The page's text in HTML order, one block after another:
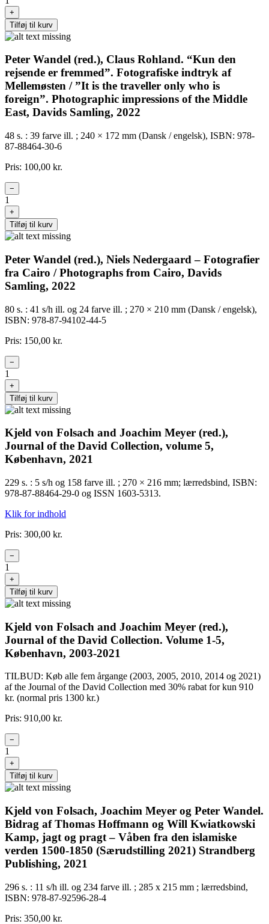
+
Tilføj til kurv
Peter Wandel (red.), Claus Rohland. “Kun den
rejsende er fremmed”. Fotografiske indtryk af
Mellemøsten / ”It is the traveller only who is
foreign”. Photographic impressions of the Middle
East, Davids Samling, 2022
48 s. : 39 farve ill. ; 240 × 172 mm (Dansk / engelsk), ISBN: 978-
87-88464-30-6
Pris: 100,00 kr.
−
1
+
Tilføj til kurv
Peter Wandel (red.), Niels Nedergaard – Fotografier
fra Cairo / Photographs from Cairo, Davids
Samling, 2022
80 s. : 41 s/h ill. og 24 farve ill. ; 270 × 210 mm (Dansk / engelsk),
ISBN: 978-87-94102-44-5
Pris: 150,00 kr.
−
1
+
Tilføj til kurv
Kjeld von Folsach and Joachim Meyer (red.),
Journal of the David Collection, volume 5,
København, 2021
229 s. : 5 s/h og 158 farve ill. ; 270 × 216 mm; lærredsbind, ISBN:
978-87-88464-29-0 og ISSN 1603-5313.
Klik for indhold
Pris: 300,00 kr.
−
1
+
Tilføj til kurv
Kjeld von Folsach and Joachim Meyer (red.),
Journal of the David Collection. Volume 1-5,
København, 2003-2021
TILBUD: Køb alle fem årgange (2003, 2005, 2010, 2014 og 2021)
af the Journal of the David Collection med 30% rabat for kun 910
kr. (normal pris 1300 kr.)
Pris: 910,00 kr.
−
1
+
Tilføj til kurv
Kjeld von Folsach, Joachim Meyer og Peter Wandel.
Bidrag af Thomas Hoffmann og Will Kwiatkowski
Kamp, jagt og pragt – Våben fra den islamiske
verden 1500-1850 (Særudstilling 2021) Strandberg
Publishing, 2021
296 s. : 11 s/h ill. og 234 farve ill. ; 285 x 215 mm ; lærredsbind,
ISBN: 978-87-92596-28-4
Pris: 350,00 kr.